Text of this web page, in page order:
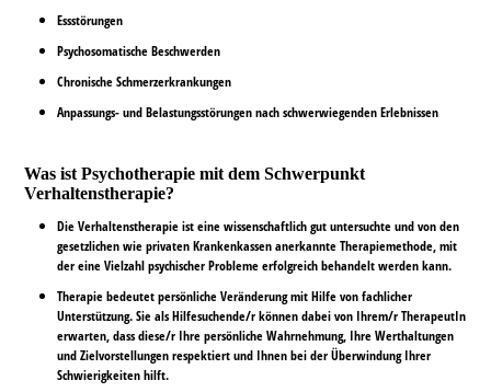
Essstörungen
Psychosomatische Beschwerden
Chronische Schmerzerkrankungen
Anpassungs- und Belastungsstörungen nach schwerwiegenden Erlebnissen
Was ist Psychotherapie mit dem Schwerpunkt
Verhaltenstherapie?
Die Verhaltenstherapie ist eine wissenschaftlich gut untersuchte und von den
gesetzlichen wie privaten Krankenkassen anerkannte Therapiemethode, mit
der eine Vielzahl psychischer Probleme erfolgreich behandelt werden kann.
Therapie bedeutet persönliche Veränderung mit Hilfe von fachlicher
Unterstützung. Sie als Hilfesuchende/r können dabei von Ihrem/r TherapeutIn
erwarten, dass diese/r Ihre persönliche Wahrnehmung, Ihre Werthaltungen
und Zielvorstellungen respektiert und Ihnen bei der Überwindung Ihrer
Schwierigkeiten hilft.